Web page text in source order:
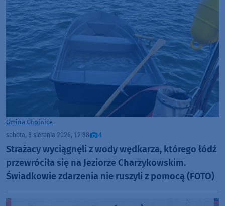
Gmina Chojnice
sobota, 8 sierpnia 2026, 12:38 4
Strażacy wyciągnęli z wody wędkarza, którego łódź
przewróciła się na Jeziorze Charzykowskim.
Świadkowie zdarzenia nie ruszyli z pomocą (FOTO)